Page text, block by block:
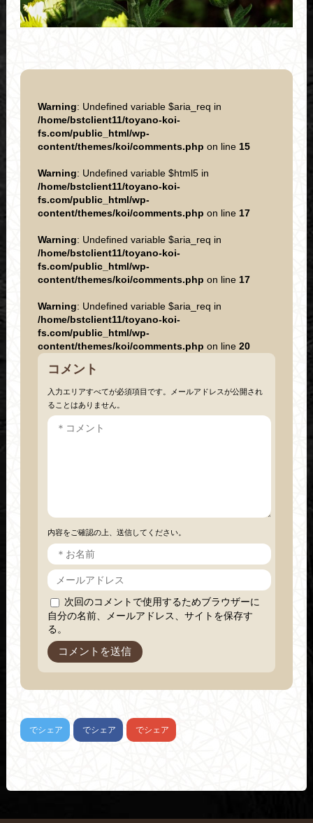
Warning: Undefined variable $aria_req in
/home/bstclient11/toyano-koi-
fs.com/public_html/wp-
content/themes/koi/comments.php on line 15
Warning: Undefined variable $html5 in
/home/bstclient11/toyano-koi-
fs.com/public_html/wp-
content/themes/koi/comments.php on line 17
Warning: Undefined variable $aria_req in
/home/bstclient11/toyano-koi-
fs.com/public_html/wp-
content/themes/koi/comments.php on line 17
Warning: Undefined variable $aria_req in
/home/bstclient11/toyano-koi-
fs.com/public_html/wp-
content/themes/koi/comments.php on line 20
コメント
入力エリアすべてが必須項目です。メールアドレスが公開され
ることはありません。
内容をご確認の上、送信してください。
次回のコメントで使用するためブラウザーに
自分の名前、メールアドレス、サイトを保存す
る。
でシェア でシェア でシェア